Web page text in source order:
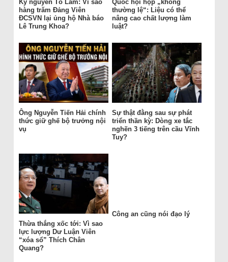
Kỷ nguyên Tô Lâm: Vì sao
hàng trăm Đảng Viên
ĐCSVN lại ủng hộ Nhà báo
Lê Trung Khoa?
Quốc hội họp „không
thường lệ“: Liệu có thể
nâng cao chất lượng làm
luật?
Ông Nguyễn Tiến Hải chính
thức giữ ghế bộ trưởng nội
vụ
Sự thật đằng sau sự phát
triển thần kỳ: Dòng xe tắc
nghẽn 3 tiếng trên cầu Vĩnh
Tuy?
Thừa thắng xốc tới: Vì sao
lực lượng Dư Luận Viên
“xóa sổ” Thích Chân
Quang?
Công an cũng nói đạo lý